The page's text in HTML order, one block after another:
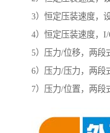
3）恒定压装速度，
4）恒定压装速度，I/
5）压力/位移，两段
6）压力/压力，两段
7）压力/位置，两段